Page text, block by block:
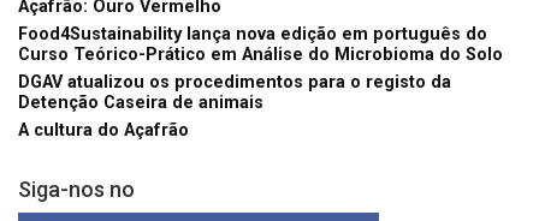
Açafrão: Ouro Vermelho
Food4Sustainability lança nova edição em português do
Curso Teórico-Prático em Análise do Microbioma do Solo
DGAV atualizou os procedimentos para o registo da
Detenção Caseira de animais
A cultura do Açafrão
Siga-nos no